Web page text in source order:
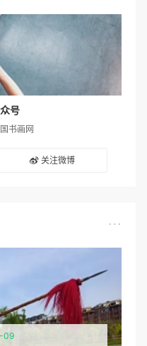
号
书画网
关注微博
09